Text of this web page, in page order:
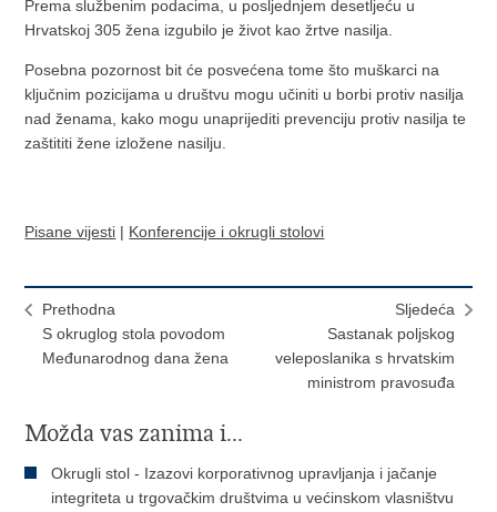
Prema službenim podacima, u posljednjem desetljeću u
Hrvatskoj 305 žena izgubilo je život kao žrtve nasilja.
Posebna pozornost bit će posvećena tome što muškarci na
ključnim pozicijama u društvu mogu učiniti u borbi protiv nasilja
nad ženama, kako mogu unaprijediti prevenciju protiv nasilja te
zaštititi žene izložene nasilju.
Pisane vijesti | Konferencije i okrugli stolovi
Prethodna
S okruglog stola povodom
Međunarodnog dana žena
Sljedeća
Sastanak poljskog
veleposlanika s hrvatskim
ministrom pravosuđa
Možda vas zanima i...
Okrugli stol - Izazovi korporativnog upravljanja i jačanje
integriteta u trgovačkim društvima u većinskom vlasništvu